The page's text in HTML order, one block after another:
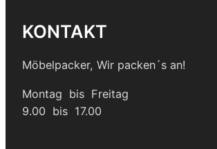
KONTAKT
Möbelpacker, Wir packen´s an!
Montag bis Freitag
9.00 bis 17.00